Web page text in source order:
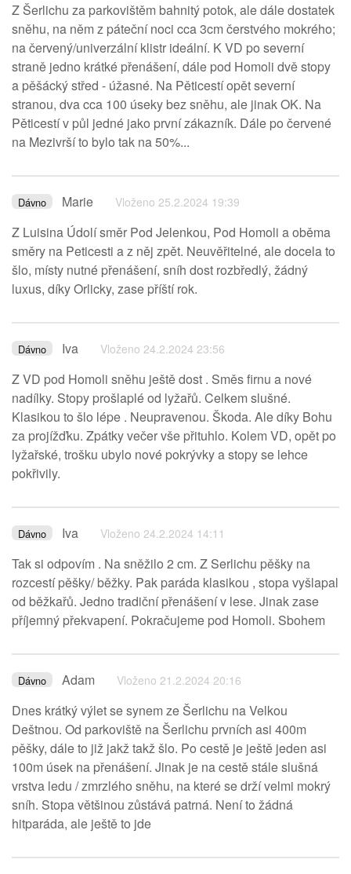
Z Šerlichu za parkovištěm bahnitý potok, ale dále dostatek
sněhu, na něm z páteční noci cca 3cm čerstvého mokrého;
na červený/univerzální klistr ideální. K VD po severní
straně jedno krátké přenášení, dále pod Homoli dvě stopy
a pěšácký střed - úžasné. Na Pěticestí opět severní
stranou, dva cca 100 úseky bez sněhu, ale jinak OK. Na
Pěticestí v půl jedné jako první zákazník. Dále po červené
na Mezivrší to bylo tak na 50%...
Dávno Marie Vloženo 25.2.2024 19:39
Z Luisina Údolí směr Pod Jelenkou, Pod Homoli a oběma
směry na Peticesti a z něj zpět. Neuvěřitelné, ale docela to
šlo, místy nutné přenášení, sníh dost rozbředlý, žádný
luxus, díky Orlicky, zase příští rok.
Dávno Iva Vloženo 24.2.2024 23:56
Z VD pod Homoli sněhu ještě dost . Směs firnu a nové
nadílky. Stopy prošlaplé od lyžařů. Celkem slušné.
Klasikou to šlo lépe . Neupravenou. Škoda. Ale díky Bohu
za projížďku. Zpátky večer vše přituhlo. Kolem VD, opět po
lyžařské, trošku ubylo nové pokrývky a stopy se lehce
pokřivily.
Dávno Iva Vloženo 24.2.2024 14:11
Tak si odpovím . Na sněžilo 2 cm. Z Serlichu pěšky na
rozcestí pěšky/ běžky. Pak paráda klasikou , stopa vyšlapal
od běžkařů. Jedno tradiční přenášení v lese. Jinak zase
příjemný překvapení. Pokračujeme pod Homoli. Sbohem
Dávno Adam Vloženo 21.2.2024 20:16
Dnes krátký výlet se synem ze Šerlichu na Velkou
Deštnou. Od parkoviště na Šerlichu prvních asi 400m
pěšky, dále to již jakž takž šlo. Po cestě je ještě jeden asi
100m úsek na přenášení. Jinak je na cestě stále slušná
vrstva ledu / zmrzlého sněhu, na které se drží velmi mokrý
sníh. Stopa většinou zůstává patrná. Není to žádná
hitparáda, ale ještě to jde